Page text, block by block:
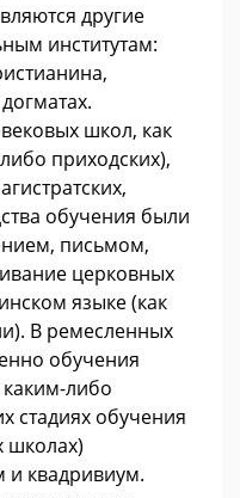
другие
институтам:
школ, как
приходских),
обучения были
письмом,
церковных
языке (как
В ремесленных
обучения
либо
стадиях обучения
школах)
и квадривиум.